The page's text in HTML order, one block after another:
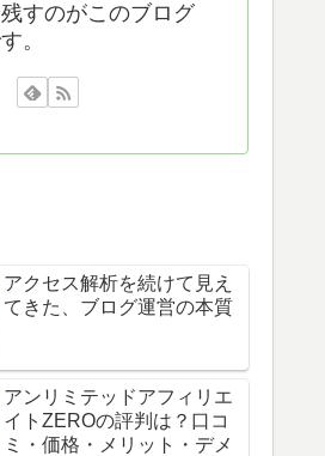
すのがこのブログ
。
アクセス解析を続けて見え
てきた、ブログ運営の本質
アンリミテッドアフィリエ
イトZEROの評判は？口コ
ミ・価格・メリット・デメ